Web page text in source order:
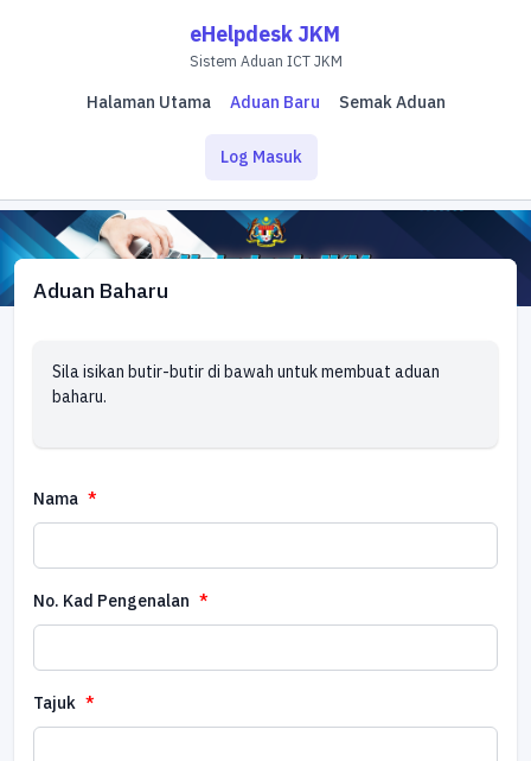
eHelpdesk JKM
Sistem Aduan ICT JKM
Halaman Utama Aduan Baru Semak Aduan
Log Masuk
Aduan Baharu
Sila isikan butir-butir di bawah untuk membuat aduan
baharu.
Nama
No. Kad Pengenalan
Tajuk